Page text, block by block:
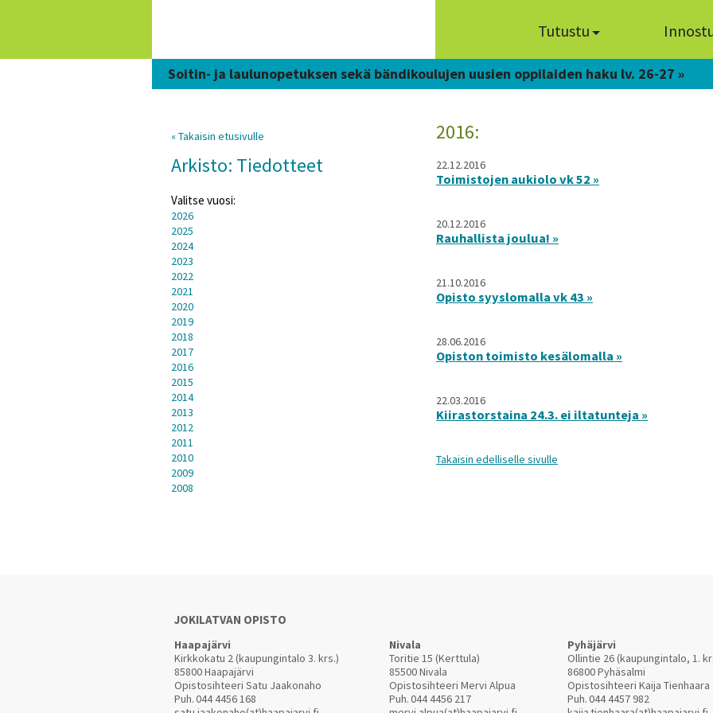
Tutustu
Soitin- ja laulunopetuksen sekä bändikoulujen uusien oppilaiden haku lv. 26-27 »
2016:
22.12.2016
Toimistojen aukiolo vk 52 »
20.12.2016
Rauhallista joulua! »
21.10.2016
Opisto syyslomalla vk 43 »
28.06.2016
Opiston toimisto kesälomalla »
22.03.2016
Kiirastorstaina 24.3. ei iltatunteja »
Takaisin edelliselle sivulle
« Takaisin etusivulle
Arkisto: Tiedotteet
Valitse vuosi:
2026
2025
2024
2023
2022
2021
2020
2019
2018
2017
2016
2015
2014
2013
2012
2011
2010
2009
2008
JOKILATVAN OPISTO
Haapajärvi
Kirkkokatu 2 (kaupungintalo 3. krs.)
85800 Haapajärvi
Opistosihteeri Satu Jaakonaho
Puh.044 4456 168
Nivala
Toritie 15 (Kerttula)
85500 Nivala
Opistosihteeri Mervi Alpua
Puh.044 4456 217
Pyhäjärvi
Ollintie 26 (kaupungintalo, 1.
86800 Pyhäsalmi
Opistosihteeri Kaija Tienhaara
Puh.044 4457 982